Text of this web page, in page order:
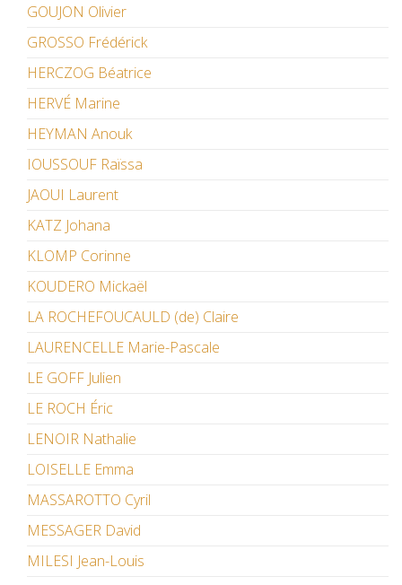
GOUJON Olivier
GROSSO Frédérick
HERCZOG Béatrice
HERVÉ Marine
HEYMAN Anouk
IOUSSOUF Raïssa
JAOUI Laurent
KATZ Johana
KLOMP Corinne
KOUDERO Mickaël
LA ROCHEFOUCAULD (de) Claire
LAURENCELLE Marie-Pascale
LE GOFF Julien
LE ROCH Éric
LENOIR Nathalie
LOISELLE Emma
MASSAROTTO Cyril
MESSAGER David
MILESI Jean-Louis